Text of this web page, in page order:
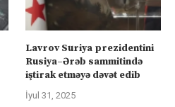
Lavrov Suriya prezidentini
Rusiya–Ərəb sammitində
iştirak etməyə dəvət edib
İyul 31, 2025